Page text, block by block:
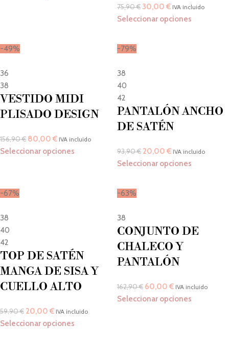
75,90€ 30,00 € IVA incluido
Seleccionar opciones
-49%
36
38
VESTIDO MIDI
PLISADO DESIGN
156,90€ 80,00 € IVA incluido
Seleccionar opciones
-79%
38
40
42
PANTALÓN ANCHO
DE SATÉN
93,90€ 20,00 € IVA incluido
Seleccionar opciones
-67%
38
40
42
TOP DE SATÉN
MANGA DE SISA Y
CUELLO ALTO
59,90€ 20,00 € IVA incluido
Seleccionar opciones
-63%
38
CONJUNTO DE
CHALECO Y
PANTALÓN
162,90€ 60,00 € IVA incluido
Seleccionar opciones